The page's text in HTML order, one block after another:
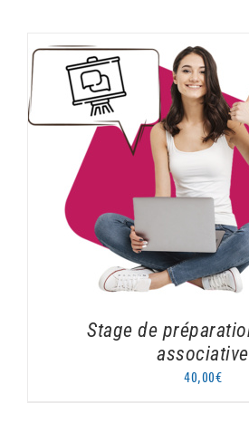
AJOUTER AU PANIER / DÉTAILS
Stage de
associative
40,00€